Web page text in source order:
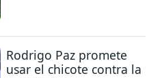
Rodrigo Paz promete
usar el chicote contra la